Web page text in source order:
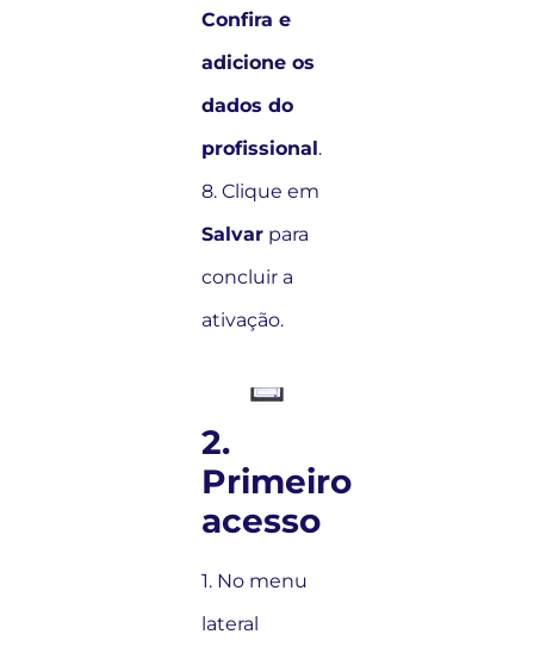
Confira e
adicione os
dados do
profissional.
8. Clique em
Salvar para
concluir a
ativação.
2.
Primeiro
acesso
1. No menu
lateral